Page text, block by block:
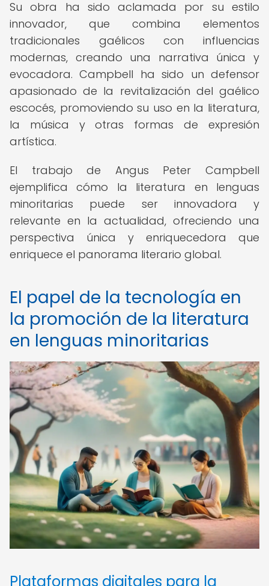
Su obra ha sido aclamada por su estilo
innovador, que combina elementos
tradicionales gaélicos con influencias
modernas, creando una narrativa única y
evocadora. Campbell ha sido un defensor
apasionado de la revitalización del gaélico
escocés, promoviendo su uso en la literatura,
la música y otras formas de expresión
artística.
El trabajo de Angus Peter Campbell
ejemplifica cómo la literatura en lenguas
minoritarias puede ser innovadora y
relevante en la actualidad, ofreciendo una
perspectiva única y enriquecedora que
enriquece el panorama literario global.
El papel de la tecnología en
la promoción de la literatura
en lenguas minoritarias
Plataformas digitales para la